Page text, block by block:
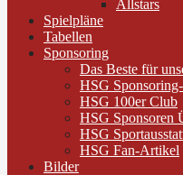
Allstars
Spielpläne
Tabellen
Sponsoring
Das Beste für
HSG
HSG 100er Club
HSG Sponsoren
HSG
HSG Fan-Artikel
Bilder